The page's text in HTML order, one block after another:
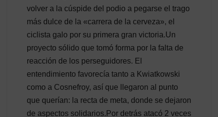
volver a la cúspide del podio a pegarse el trago
más dulce de la «carrera de la cerveza», el
ciclista galo por su primera gran victoria.Un
proyecto sólido que tomó forma por la falta de
reacción de los perseguidores. El
entendimiento favorecía tanto a Kwiatkowski
como a Cosnefroy, así que llegaron al punto
que querían: la recta de meta, donde se dejaron
de aspectos solidarios.Por detrás atacó 2 veces